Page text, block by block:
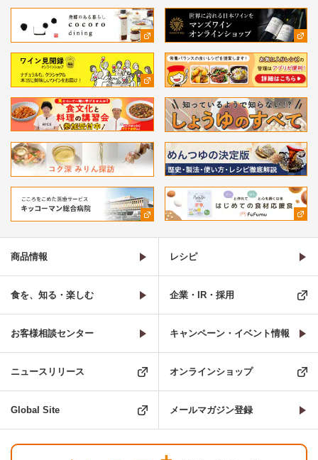
商品情報 レシピ
食を、知る・楽しむ 企業・IR・採用
お客様相談センター キャンペーン・イベント情報
ニュースリリース オンラインショップ
Global Site メールマガジン登録